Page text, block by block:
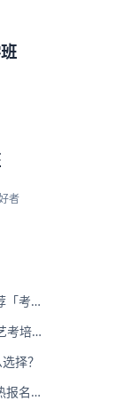
者
考前
考培训
择？
报名